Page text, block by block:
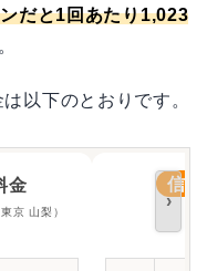
だと1回あたり1,023
以下のとおりです。
金
京 山梨）
信越
›